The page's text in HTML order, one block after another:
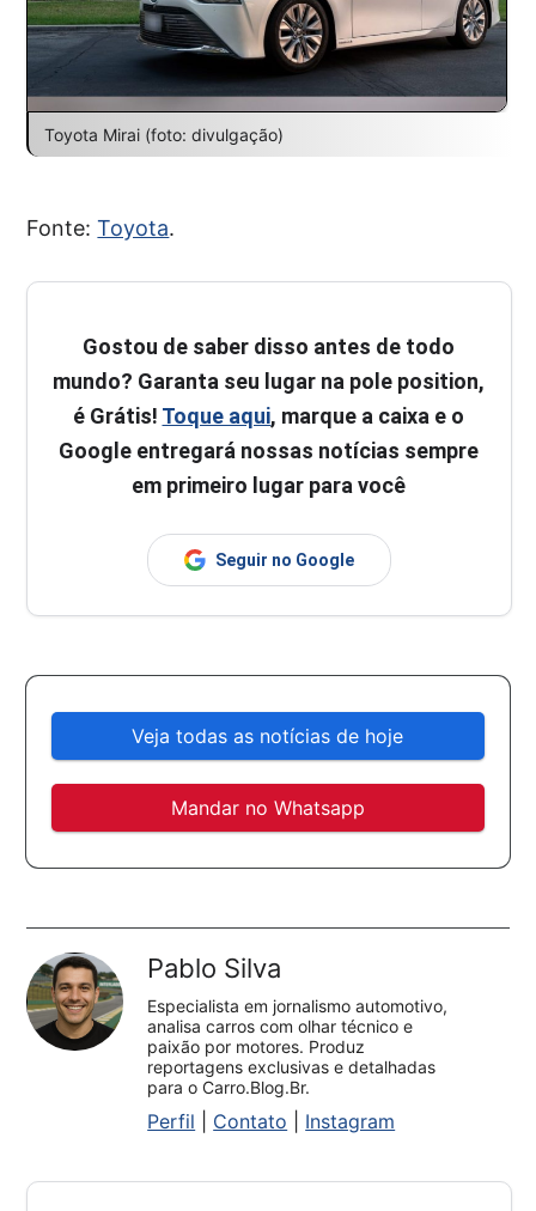
Toyota Mirai (foto: divulgação)
Fonte:Toyota.
Gostou de saber disso antes de todo
mundo? Garanta seu lugar na pole position,
é Grátis! Toque aqui, marque a caixa e o
Google entregará nossas notícias sempre
em primeiro lugar para você
Seguir no Google
Veja todas as notícias de hoje
Mandar no Whatsapp
Pablo Silva
Especialista em jornalismo automotivo,
analisa carros com olhar técnico e
paixão por motores. Produz
reportagens exclusivas e detalhadas
para o Carro.Blog.Br.
Perfil Contato Instagram